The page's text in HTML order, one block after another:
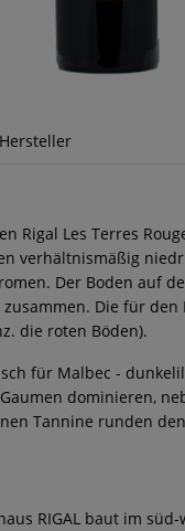
Hersteller
Rigal Les Terres
verhältnismäßig
Der Boden auf
Die für
die roten Böden).
für Malbec -
dominieren,
Tannine runden
RIGAL baut im